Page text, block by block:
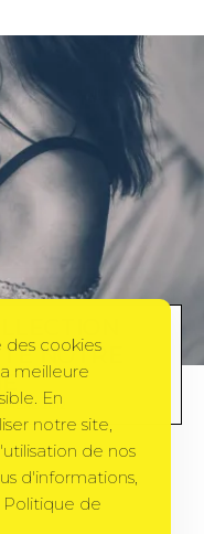
NOTRE
2012
des cookies
meilleure
En
notre site,
de nos
d'informations,
de